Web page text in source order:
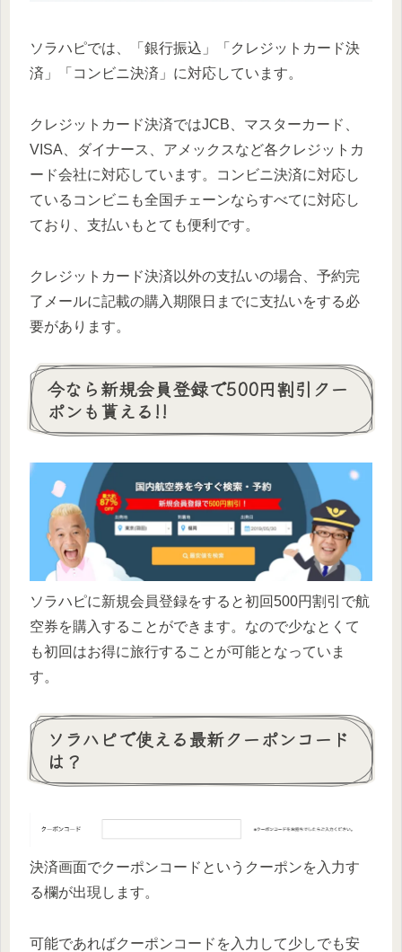
ソラハピでは、「銀行振込」「クレジットカード決
済」「コンビニ決済」に対応しています。
クレジットカード決済ではJCB、マスターカード、
VISA、ダイナース、アメックスなど各クレジットカ
ード会社に対応しています。コンビニ決済に対応し
ているコンビニも全国チェーンならすべてに対応し
ており、支払いもとても便利です。
クレジットカード決済以外の支払いの場合、予約完
了メールに記載の購入期限日までに支払いをする必
要があります。
今なら新規会員登録で500円割引クー
ポンも貰える!!
ソラハピに新規会員登録をすると初回500円割引で航
空券を購入することができます。なので少なとくて
も初回はお得に旅行することが可能となっていま
す。
ソラハピで使える最新クーポンコード
は？
決済画面でクーポンコードというクーポンを入力す
る欄が出現します。
可能であればクーポンコードを入力して少しでも安